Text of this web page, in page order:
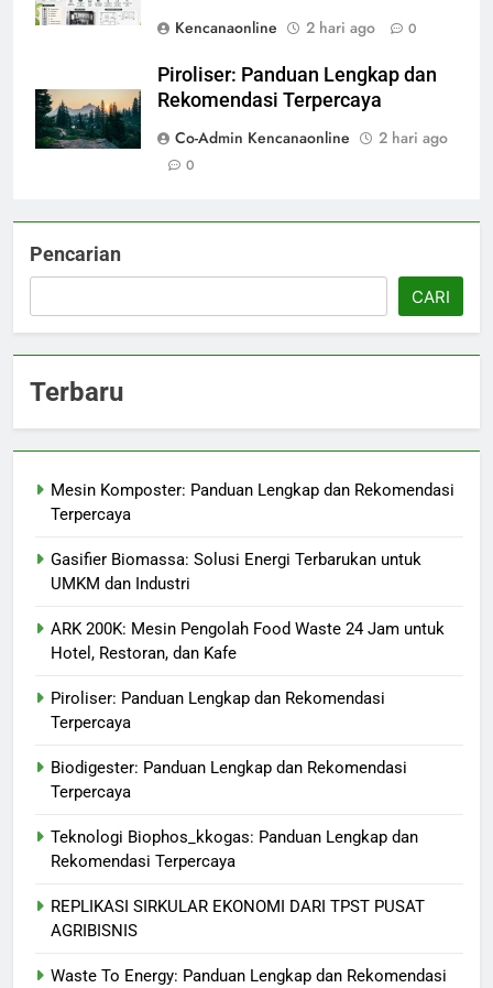
Kencanaonline
2 hari ago 0
Piroliser: Panduan Lengkap dan
Rekomendasi Terpercaya
Co-Admin Kencanaonline
2 hari ago
0
Pencarian
CARI
Terbaru
Mesin Komposter: Panduan Lengkap dan Rekomendasi
Terpercaya
Gasifier Biomassa: Solusi Energi Terbarukan untuk
UMKM dan Industri
ARK 200K: Mesin Pengolah Food Waste 24 Jam untuk
Hotel, Restoran, dan Kafe
Piroliser: Panduan Lengkap dan Rekomendasi
Terpercaya
Biodigester: Panduan Lengkap dan Rekomendasi
Terpercaya
Teknologi Biophos_kkogas: Panduan Lengkap dan
Rekomendasi Terpercaya
REPLIKASI SIRKULAR EKONOMI DARI TPST PUSAT
AGRIBISNIS
Waste To Energy: Panduan Lengkap dan Rekomendasi